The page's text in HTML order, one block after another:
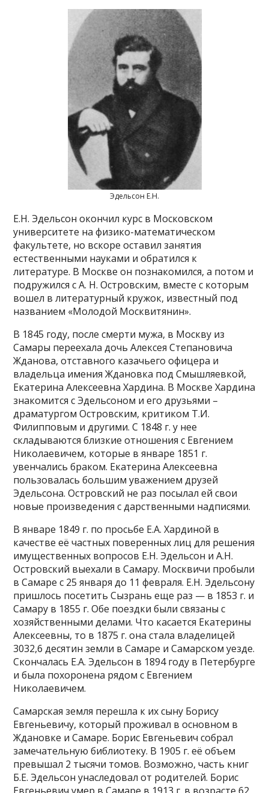
Эдельсон Е.Н.
Е.Н. Эдельсон окончил курс в Московском
университете на физико-математическом
факультете, но вскоре оставил занятия
естественными науками и обратился к
литературе. В Москве он познакомился, а потом и
подружился с А. Н. Островским, вместе с которым
вошел в литературный кружок, известный под
названием «Молодой Москвитянин».
В 1845 году, после смерти мужа, в Москву из
Самары переехала дочь Алексея Степановича
Жданова, отставного казачьего офицера и
владельца имения Ждановка под Смышляевкой,
Екатерина Алексеевна Хардина. В Москве Хардина
знакомится с Эдельсоном и его друзьями –
драматургом Островским, критиком Т.И.
Филипповым и другими. С 1848 г. у нее
складываются близкие отношения с Евгением
Николаевичем, которые в январе 1851 г.
увенчались браком. Екатерина Алексеевна
пользовалась большим уважением друзей
Эдельсона. Островский не раз посылал ей свои
новые произведения с дарственными надписями.
В январе 1849 г. по просьбе Е.А. Хардиной в
качестве её частных поверенных лиц для решения
имущественных вопросов Е.Н. Эдельсон и А.Н.
Островский выехали в Самару. Москвичи пробыли
в Самаре с 25 января до 11 февраля. Е.Н. Эдельсону
пришлось посетить Сызрань еще раз — в 1853 г. и
Самару в 1855 г. Обе поездки были связаны с
хозяйственными делами. Что касается Екатерины
Алексеевны, то в 1875 г. она стала владелицей
3032,6 десятин земли в Самаре и Самарском уезде.
Скончалась Е.А. Эдельсон в 1894 году в Петербурге
и была похоронена рядом с Евгением
Николаевичем.
Самарская земля перешла к их сыну Борису
Евгеньевичу, который проживал в основном в
Ждановке и Самаре. Борис Евгеньевич собрал
замечательную библиотеку. В 1905 г. её объем
превышал 2 тысячи томов. Возможно, часть книг
Б.Е. Эдельсон унаследовал от родителей. Борис